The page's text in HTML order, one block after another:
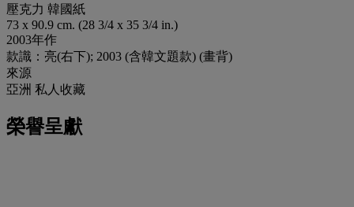
壓克力 韓國紙
73 x 90.9 cm. (28 3/4 x 35 3/4 in.)
2003年作
款識：亮(右下); 2003 (含韓文題款) (畫背)
來源
亞洲 私人收藏
榮譽呈獻